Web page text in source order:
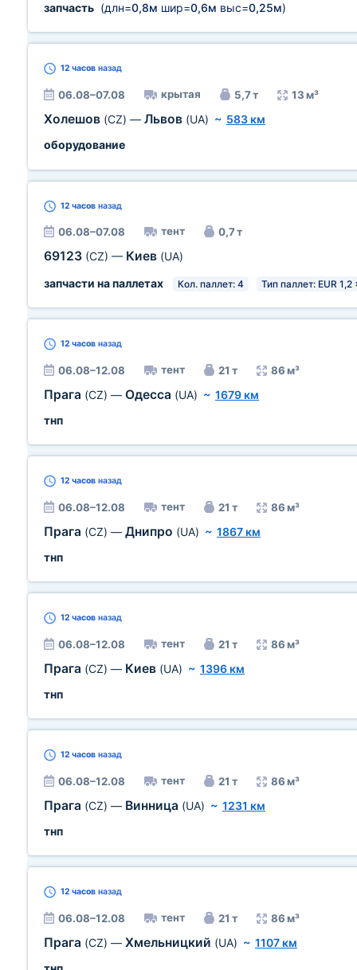
запчасть (длн=0,8м шир=0,6м выс=0,25м)
12 часов назад
06.08–07.08 крытая 5,7 т 13 м³
Холешов (CZ) — Львов (UA) ~ 583 км
оборудование
12 часов назад
06.08–07.08 тент 0,7 т
69123 (CZ) — Киев (UA)
запчасти на паллетах
Кол. паллет: 4 Тип паллет: EUR
12 часов назад
06.08–12.08 тент 21 т 86 м³
Прага (CZ) — Одесса (UA) ~ 1679 км
тнп
12 часов назад
06.08–12.08 тент 21 т 86 м³
Прага (CZ) — Днипро (UA) ~ 1867 км
тнп
12 часов назад
06.08–12.08 тент 21 т 86 м³
Прага (CZ) — Киев (UA) ~ 1396 км
тнп
12 часов назад
06.08–12.08 тент 21 т 86 м³
Прага (CZ) — Винница (UA) ~ 1231 км
тнп
12 часов назад
06.08–12.08 тент 21 т 86 м³
Прага (CZ) — Хмельницкий (UA) ~ 1107 км